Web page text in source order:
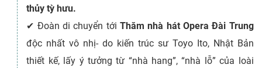
thủy tỳ hưu.
✔ Đoàn di chuyển tới Thăm nhà hát Opera Đài Trung
độc nhất vô nhị- do kiến trúc sư Toyo Ito, Nhật Bản
thiết kế, lấy ý tưởng từ “nhà hang”, “nhà lỗ” của loài